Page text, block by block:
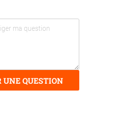
UNE QUESTION